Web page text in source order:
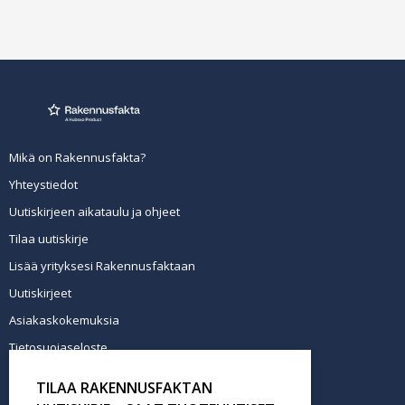
Mikä on Rakennusfakta?
Yhteystiedot
Uutiskirjeen aikataulu ja ohjeet
Tilaa uutiskirje
Lisää yrityksesi Rakennusfaktaan
Uutiskirjeet
Asiakaskokemuksia
Tietosuojaseloste
TILAA RAKENNUSFAKTAN